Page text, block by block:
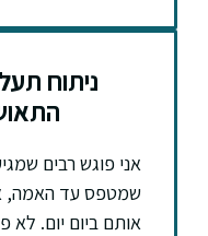
ניתוח
אני פוגש רבים
שמטפס עד האמה,
אותם ביום יום. לא